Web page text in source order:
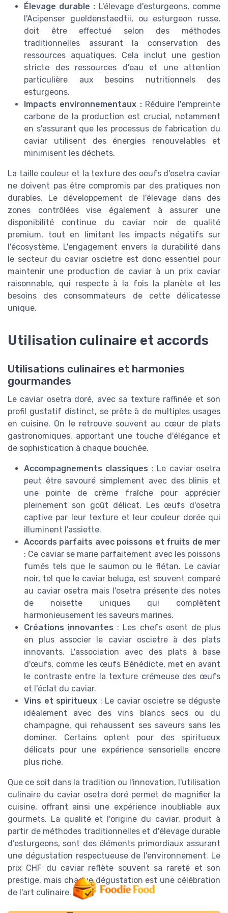
Élevage durable : L'élevage d'esturgeons, comme
l'Acipenser gueldenstaedtii, ou esturgeon russe,
doit être effectué selon des méthodes
traditionnelles assurant la conservation des
ressources aquatiques. Cela inclut une gestion
stricte des ressources d'eau et une attention
particulière aux besoins nutritionnels des
esturgeons.
Impacts environnementaux :Réduire l'empreinte
carbone de la production est crucial, notamment
en s'assurant que les processus de fabrication du
caviar utilisent des énergies renouvelables et
minimisent les déchets.
La taille couleur et la texture des oeufs d'osetra caviar
ne doivent pas être compromis par des pratiques non
durables. Le développement de l'élevage dans des
zones contrôlées vise également à assurer une
disponibilité continue du caviar noir de qualité
premium, tout en limitant les impacts négatifs sur
l'écosystème. L'engagement envers la durabilité dans
le secteur du caviar oscietre est donc essentiel pour
maintenir une production de caviar à un prix caviar
raisonnable, qui respecte à la fois la planète et les
besoins des consommateurs de cette délicatesse
unique.
Utilisation culinaire et accords
Utilisations culinaires et harmonies
gourmandes
Le caviar osetra doré, avec sa texture raffinée et son
profil gustatif distinct, se prête à de multiples usages
en cuisine. On le retrouve souvent au cœur de plats
gastronomiques, apportant une touche d'élégance et
de sophistication à chaque bouchée.
Accompagnements classiques : Le caviar osetra
peut être savouré simplement avec des blinis et
une pointe de crème fraîche pour apprécier
pleinement son goût délicat. Les œufs d'osetra
captive par leur texture et leur couleur dorée qui
illuminent l'assiette.
Accords parfaits avec poissons et fruits de mer
: Ce caviar se marie parfaitement avec les poissons
fumés tels que le saumon ou le flétan. Le caviar
noir, tel que le caviar beluga, est souvent comparé
au caviar osetra mais l'osetra présente des notes
de noisette uniques qui complètent
harmonieusement les saveurs marines.
Créations innovantes : Les chefs osent de plus
en plus associer le caviar oscietre à des plats
innovants. L'association avec des plats à base
d'œufs, comme les œufs Bénédicte, met en avant
le contraste entre la texture crémeuse des œufs
et l'éclat du caviar.
Vins et spiritueux : Le caviar oscietre se déguste
idéalement avec des vins blancs secs ou du
champagne, qui rehaussent ses saveurs sans les
dominer. Certains optent pour des spiritueux
délicats pour une expérience sensorielle encore
plus riche.
Que ce soit dans la tradition ou l'innovation, l'utilisation
culinaire du caviar osetra doré permet de magnifier la
cuisine, offrant ainsi une expérience inoubliable aux
gourmets. La qualité et l'origine du caviar, produit à
partir de méthodes traditionnelles et d'élevage durable
d’esturgeons, sont des éléments primordiaux assurant
une dégustation respectueuse de l'environnement. Le
prix CHF du caviar reflète souvent sa rareté et son
prestige, mais chaque dégustation est une célébration
de l'art culinaire.